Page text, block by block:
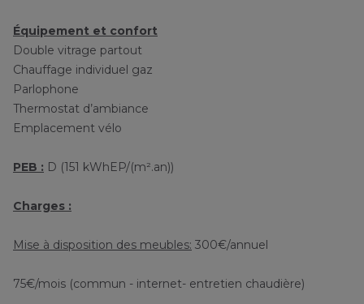
Équipement et confort
Double vitrage partout
Chauffage individuel gaz
Parlophone
Thermostat d’ambiance
Emplacement vélo
PEB : D (151 kWhEP/(m².an))
Charges :
Mise à disposition des meubles: 300€/annuel
75€/mois (commun - internet- entretien chaudière)